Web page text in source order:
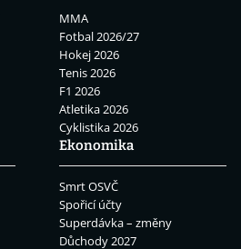
MMA
Fotbal 2026/27
Hokej 2026
Tenis 2026
F1 2026
Atletika 2026
Cyklistika 2026
Ekonomika
Smrt OSVČ
Spořicí účty
Superdávka – změny
Důchody 2027